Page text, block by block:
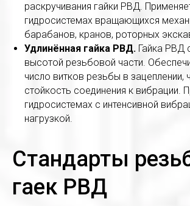
раскручивания гайки РВД.
гидросистемах вращающихся
барабанов, кранов, роторных
Удлинённая гайка РВД. Гайка РВД
высотой резьбовой части.
число витков резьбы в зацеплении,
стойкость соединения к вибрации.
гидросистемах с интенсивной
нагрузкой.
Стандарты
гаек РВД